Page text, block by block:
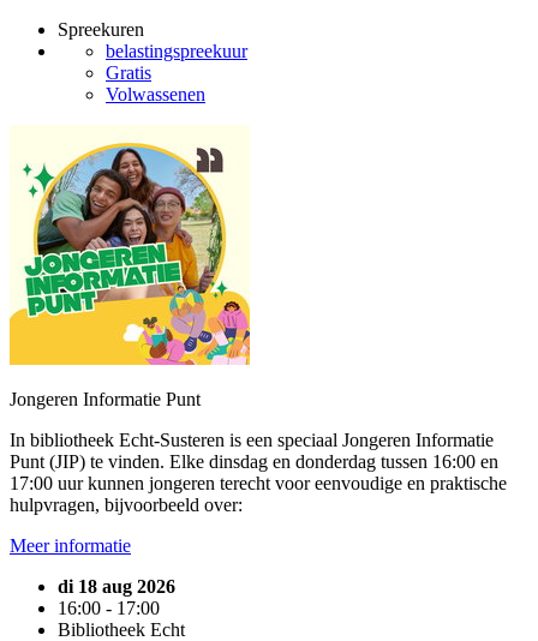
Spreekuren
belastingspreekuur
Gratis
Volwassenen
Jongeren Informatie Punt
In bibliotheek Echt-Susteren is een speciaal Jongeren Informatie
Punt (JIP) te vinden. Elke dinsdag en donderdag tussen 16:00 en
17:00 uur kunnen jongeren terecht voor eenvoudige en praktische
hulpvragen, bijvoorbeeld over:
Meer informatie
di 18 aug 2026
16:00 - 17:00
Bibliotheek Echt